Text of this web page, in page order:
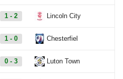
1 - 2 Lincoln City
1 - 0 Chesterfiel
0 - 3 Luton Town